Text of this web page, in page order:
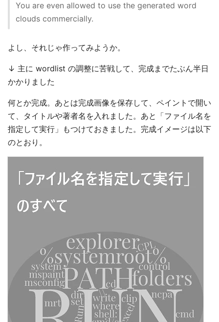
You are even allowed to use the generated word
clouds commercially.
よし、それじゃ作ってみようか。
↓ 主に wordlist の調整に苦戦して、完成までたぶん半日
かかりました
何とか完成。あとは完成画像を保存して、ペイントで開い
て、タイトルや著者名を入れました。あと「ファイル名を
指定して実行」もつけておきました。完成イメージは以下
のとおり。